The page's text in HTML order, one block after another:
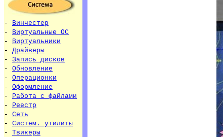
- Винчестер
- Виртуальные ОС
- Виртуальники
- Драйверы
- Запись дисков
- Обновление
- Операционки
- Оформление
- Работа с файлами
- Реестр
- Сеть
- Систем. утилиты
- Твикеры